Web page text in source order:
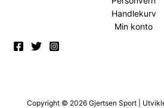
Handlekurv
Min konto
Copyright © 2026 Gjertsen Sport |